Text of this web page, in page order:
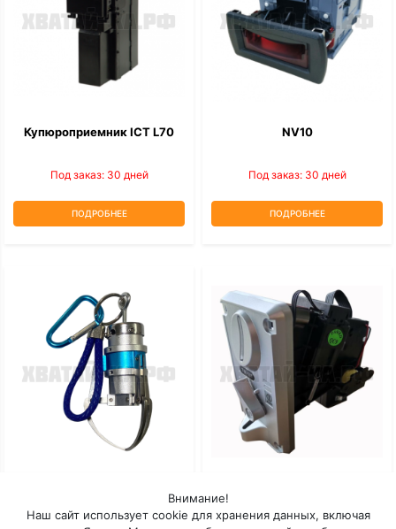
Купюроприемник ICT L70
Под заказ: 30 дней
ПОДРОБНЕЕ
NV10
Под заказ: 30 дней
ПОДРОБНЕЕ
Внимание!
Наш сайт использует cookie для хранения данных, включая